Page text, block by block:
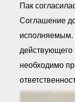
Пак
Соглашение
исполняемым.
необходимо